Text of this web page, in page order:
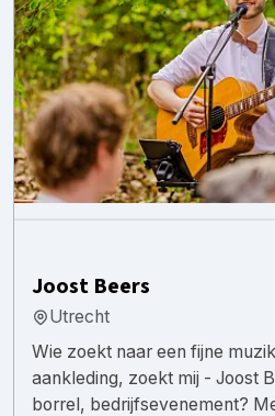
Joost Beers
Utrecht
Wie zoekt naar een fijne
aankleding, zoekt mij - Joost
borrel, bedrijfsevenement?